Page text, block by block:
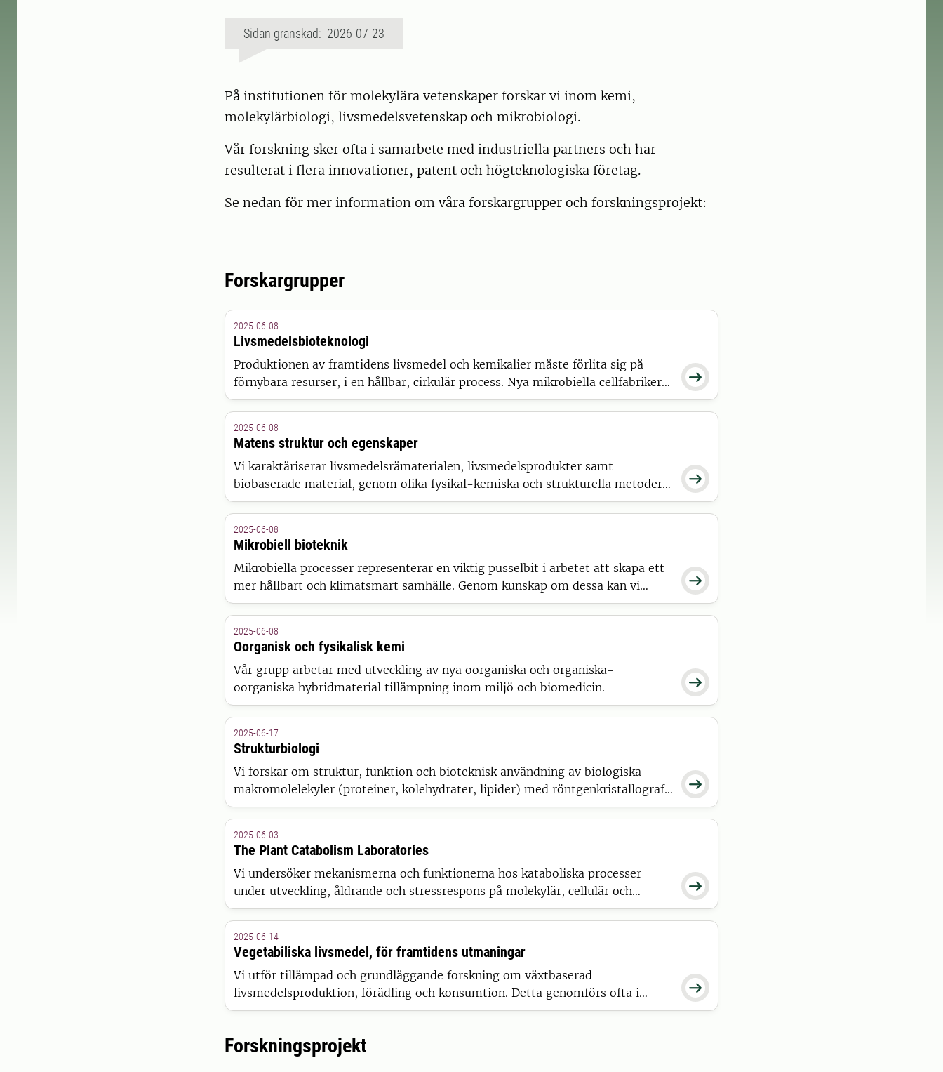
Sidan granskad: 2026-07-23
På institutionen för molekylära vetenskaper forskar vi inom kemi,
molekylärbiologi, livsmedelsvetenskap och mikrobiologi.
Vår forskning sker ofta i samarbete med industriella partners och har
resulterat i flera innovationer, patent och högteknologiska företag.
Se nedan för mer information om våra forskargrupper och forskningsprojekt:
Forskargrupper

2025-06-08
Livsmedelsbioteknologi
Produktionen av framtidens livsmedel och kemikalier måste förlita sig på
förnybara resurser, i en hållbar, cirkulär process. Nya mikrobiella cellfabriker
kan producera livsmedel, foder och biokemiska ämnen från biprodukter från

2025-06-08
Matens struktur och egenskaper
Vi karaktäriserar livsmedelsråmaterialen, livsmedelsprodukter samt
biobaserade material, genom olika fysikal-kemiska och strukturella metoder
från molekyl till makronivå. Det övergripande målet är att utforma strukturer
material.

2025-06-08
Mikrobiell bioteknik
Mikrobiella processer representerar en viktig pusselbit i arbetet att skapa ett
mer hållbart och klimatsmart samhälle. Genom kunskap om dessa kan vi
producera förnybara värdeprodukter, som grön energi och biokemikalier.

2025-06-08
Oorganisk och fysikalisk kemi
Vår grupp arbetar med utveckling av nya oorganiska och organiska-
oorganiska hybridmaterial tillämpning inom miljö och biomedicin.

2025-06-17
Strukturbiologi
Vi forskar om struktur, funktion och bioteknisk användning av biologiska
makromolelekyler (proteiner, kolehydrater, lipider) med röntgenkristallografi,
cryo-EM, NMR-spektroskopi, superkritisk CO2-extraktion, FTIR-spektroskopi

2025-06-03
The Plant Catabolism Laboratories
Vi undersöker mekanismerna och funktionerna hos kataboliska processer
under utveckling, åldrande och stressrespons på molekylär, cellulär och
organismnivå. Våra experimentella modeller sträcker sig från encelliga gröna

2025-06-14
Vegetabiliska livsmedel, för framtidens utmaningar
Vi utför tillämpad och grundläggande forskning om växtbaserad
livsmedelsproduktion, förädling och konsumtion. Detta genomförs ofta i
samarbeten med industrin och andra forskargrupper.
Forskningsprojekt